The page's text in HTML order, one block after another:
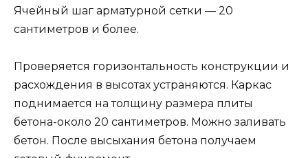
Ячейный шаг арматурной сетки — 20
сантиметров и более.
Проверяется горизонтальность конструкции и
расхождения в высотах устраняются. Каркас
поднимается на толщину размера плиты
бетона-около 20 сантиметров. Можно заливать
бетон. После высыхания бетона получаем